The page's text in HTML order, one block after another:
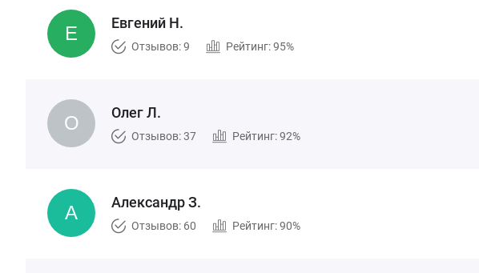
Евгений Н.
Отзывов: 9 Рейтинг: 95%
Олег Л.
Отзывов: 37 Рейтинг: 92%
Александр З.
Отзывов: 60 Рейтинг: 90%